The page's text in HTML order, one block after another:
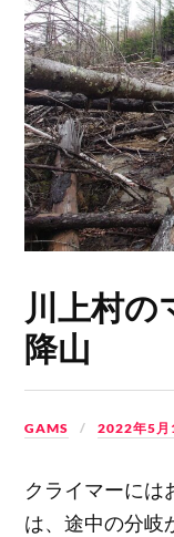
川上村
降山
GAMS 2022年5月
クライマーには
は、途中の分岐